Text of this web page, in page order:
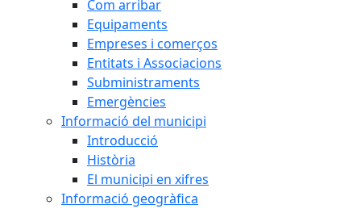
Com arribar
Equipaments
Empreses i comerços
Entitats i Associacions
Subministraments
Emergències
Informació del municipi
Introducció
Història
El municipi en xifres
Informació geogràfica